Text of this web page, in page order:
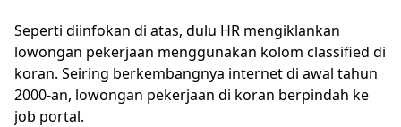
Seperti diinfokan di atas, dulu HR mengiklankan
lowongan pekerjaan menggunakan kolom classified di
koran. Seiring berkembangnya internet di awal tahun
2000-an, lowongan pekerjaan di koran berpindah ke
job portal.